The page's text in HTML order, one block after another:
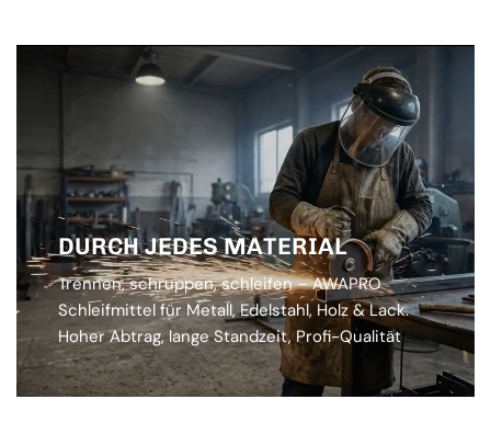
DURCH JEDES MATERIAL
Trennen, schruppen, schleifen – AWAPRO
Schleifmittel für Metall, Edelstahl, Holz & Lack.
Hoher Abtrag, lange Standzeit, Profi-Qualität